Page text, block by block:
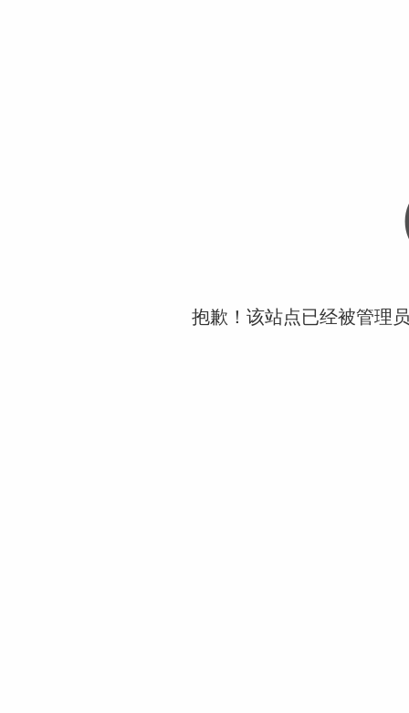
抱歉！该站点已经被管理